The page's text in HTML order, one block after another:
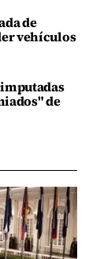
de
vehículos
de